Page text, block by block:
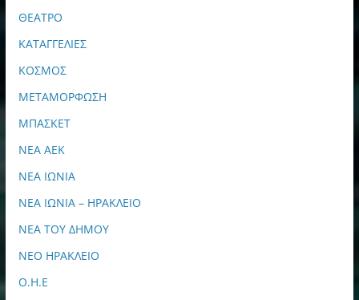
ΘΕΑΤΡΟ
ΚΑΤΑΓΓΕΛΙΕΣ
ΚΟΣΜΟΣ
ΜΕΤΑΜΟΡΦΩΣΗ
ΜΠΑΣΚΕΤ
ΝΕΑ ΑΕΚ
ΝΕΑ ΙΩΝΙΑ
ΝΕΑ ΙΩΝΙΑ – ΗΡΑΚΛΕΙΟ
ΝΕΑ ΤΟΥ ΔΗΜΟΥ
ΝΕΟ ΗΡΑΚΛΕΙΟ
Ο.Η.Ε